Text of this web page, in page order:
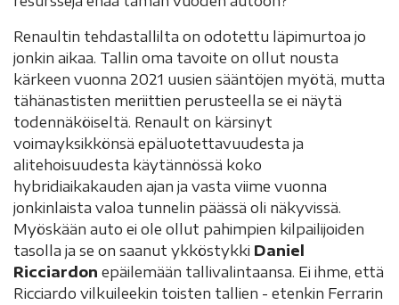
Renaultin tehdastallilta on odotettu läpimurtoa jo
jonkin aikaa. Tallin oma tavoite on ollut nousta
kärkeen vuonna 2021 uusien sääntöjen myötä, mutta
tähänastisten meriittien perusteella se ei näytä
todennäköiseltä. Renault on kärsinyt
voimayksikkönsä epäluotettavuudesta ja
alitehoisuudesta käytännössä koko
hybridiaikakauden ajan ja vasta viime vuonna
jonkinlaista valoa tunnelin päässä oli näkyvissä.
Myöskään auto ei ole ollut pahimpien kilpailijoiden
tasolla ja se on saanut ykköstykki Daniel
Ricciardon epäilemään tallivalintaansa. Ei ihme, että
Ricciardo vilkuileekin toisten tallien - etenkin Ferrarin